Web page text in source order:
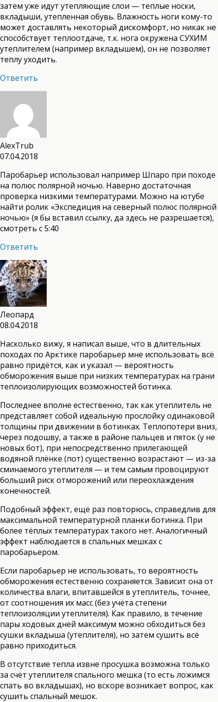
затем уже идут утепляющие слои — теплые носки,
вкладыши, утепленная обувь. Влажность ноги кому-то
может доставлять некоторый дискомфорт, но никак не
способствует теплоотдаче, т.к. нога окружена СУХИМ
утеплителем (например вкладышем), он не позволяет
теплу уходить.
Ответить
AlexTrub
07.04.2018
Паробарьер использовал например Шпаро при походе
на полюс полярной ночью. Наверно достаточная
проверка низкими температурами. Можно на ютубе
найти ролик «Экспедиция на северный полюс полярной
ночью» (я бы вставил ссылку, да здесь не разрешается),
смотреть с 5:40
Ответить
Леопард
08.04.2018
Насколько вижу, я написал выше, что в длительных
походах по Арктике паробарьер мне использовать всё
равно придётся, как и указал — вероятность
обморожения выше при низких температурах на грани
теплоизолирующих возможностей ботинка.
Последнее вполне естественно, так как утеплитель не
представляет собой идеальную прослойку одинаковой
толщины при движении в ботинках. Теплопотери вниз,
через подошву, а также в районе пальцев и пяток (у не
новых бот), при непосредственно прилегающей
водяной плёнке (пот) существенно возрастают — из-за
сминаемого утеплителя — и тем самым провоцируют
больший риск отморожений или переохлаждения
конечностей.
Подобный эффект, ещё раз повторюсь, справедлив для
максимальной температурной планки ботинка. При
более тёплых температурах такого нет. Аналогичный
эффект наблюдается в спальных мешках с
паробарьером.
Если паробарьер не использовать, то вероятность
обморожения естественно сохраняется. Зависит она от
количества влаги, впитавшейся в утеплитель, точнее,
от соотношения их масс (без учёта степени
теплоизоляции утеплителя). Как правило, в течение
пары ходовых дней максимум можно обходиться без
сушки вкладыша (утеплителя), но затем сушить всё
равно приходиться.
В отсутствие тепла извне просушка возможна только
за счёт утеплителя спального мешка (то есть ложимся
спать во вкладышах), но вскоре возникает вопрос, как
сушить спальный мешок.